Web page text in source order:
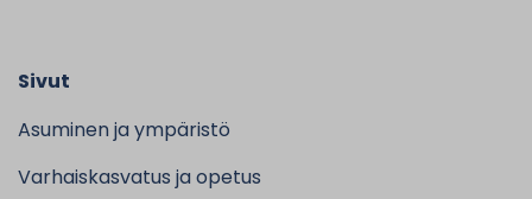
Sivut
Asuminen ja ympäristö
Varhaiskasvatus ja opetus